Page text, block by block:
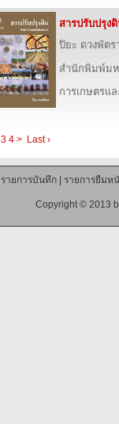
สารปรับปรุง
ปิยะ ดวงพัตร
สำนักพิมพ์มห
การเกษตรแ
3 4 > Last ›
รายการบันทึก| รายการยืมห
Copyright © 2013